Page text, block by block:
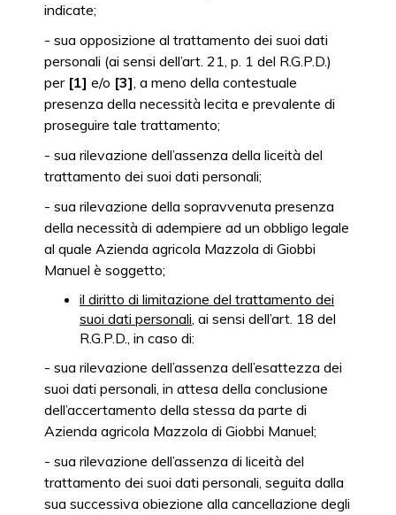
indicate;
- sua opposizione al trattamento dei suoi dati
personali (ai sensi dell’art. 21, p. 1 del R.G.P.D.)
per [1] e/o [3], a meno della contestuale
presenza della necessità lecita e prevalente di
proseguire tale trattamento;
- sua rilevazione dell’assenza della liceità del
trattamento dei suoi dati personali;
- sua rilevazione della sopravvenuta presenza
della necessità di adempiere ad un obbligo legale
al quale Azienda agricola Mazzola di Giobbi
Manuel è soggetto;
il diritto di limitazione del trattamento dei
suoi dati personali, ai sensi dell’art. 18 del
R.G.P.D., in caso di:
- sua rilevazione dell’assenza dell’esattezza dei
suoi dati personali, in attesa della conclusione
dell’accertamento della stessa da parte di
Azienda agricola Mazzola di Giobbi Manuel;
- sua rilevazione dell’assenza di liceità del
trattamento dei suoi dati personali, seguita dalla
sua successiva obiezione alla cancellazione degli